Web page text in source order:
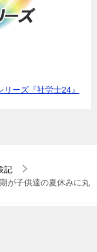
リーズ『社労士24』
記
が子供達の夏休みに丸